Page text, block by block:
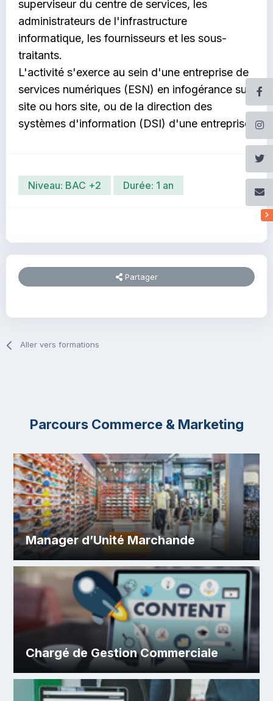
superviseur du centre de services, les
administrateurs de l'infrastructure
informatique, les fournisseurs et les sous-
traitants.
L'activité s'exerce au sein d'une entreprise de
services numériques (ESN) en infogérance sur
site ou hors site, ou de la direction des
systèmes d'information (DSI) d'une entreprise.
Niveau: BAC +2 Durée: 1 an
Partager
Aller vers formations
Parcours Commerce & Marketing
Manager d’Unité Marchande
Chargé de Gestion Commerciale